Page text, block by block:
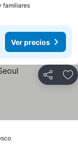
familiares
Ver precios
Compartir